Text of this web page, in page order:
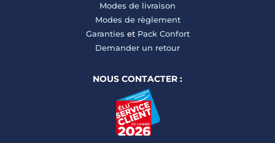
Modes de livraison
Modes de règlement
Garanties et Pack Confort
Demander un retour
NOUS CONTACTER :